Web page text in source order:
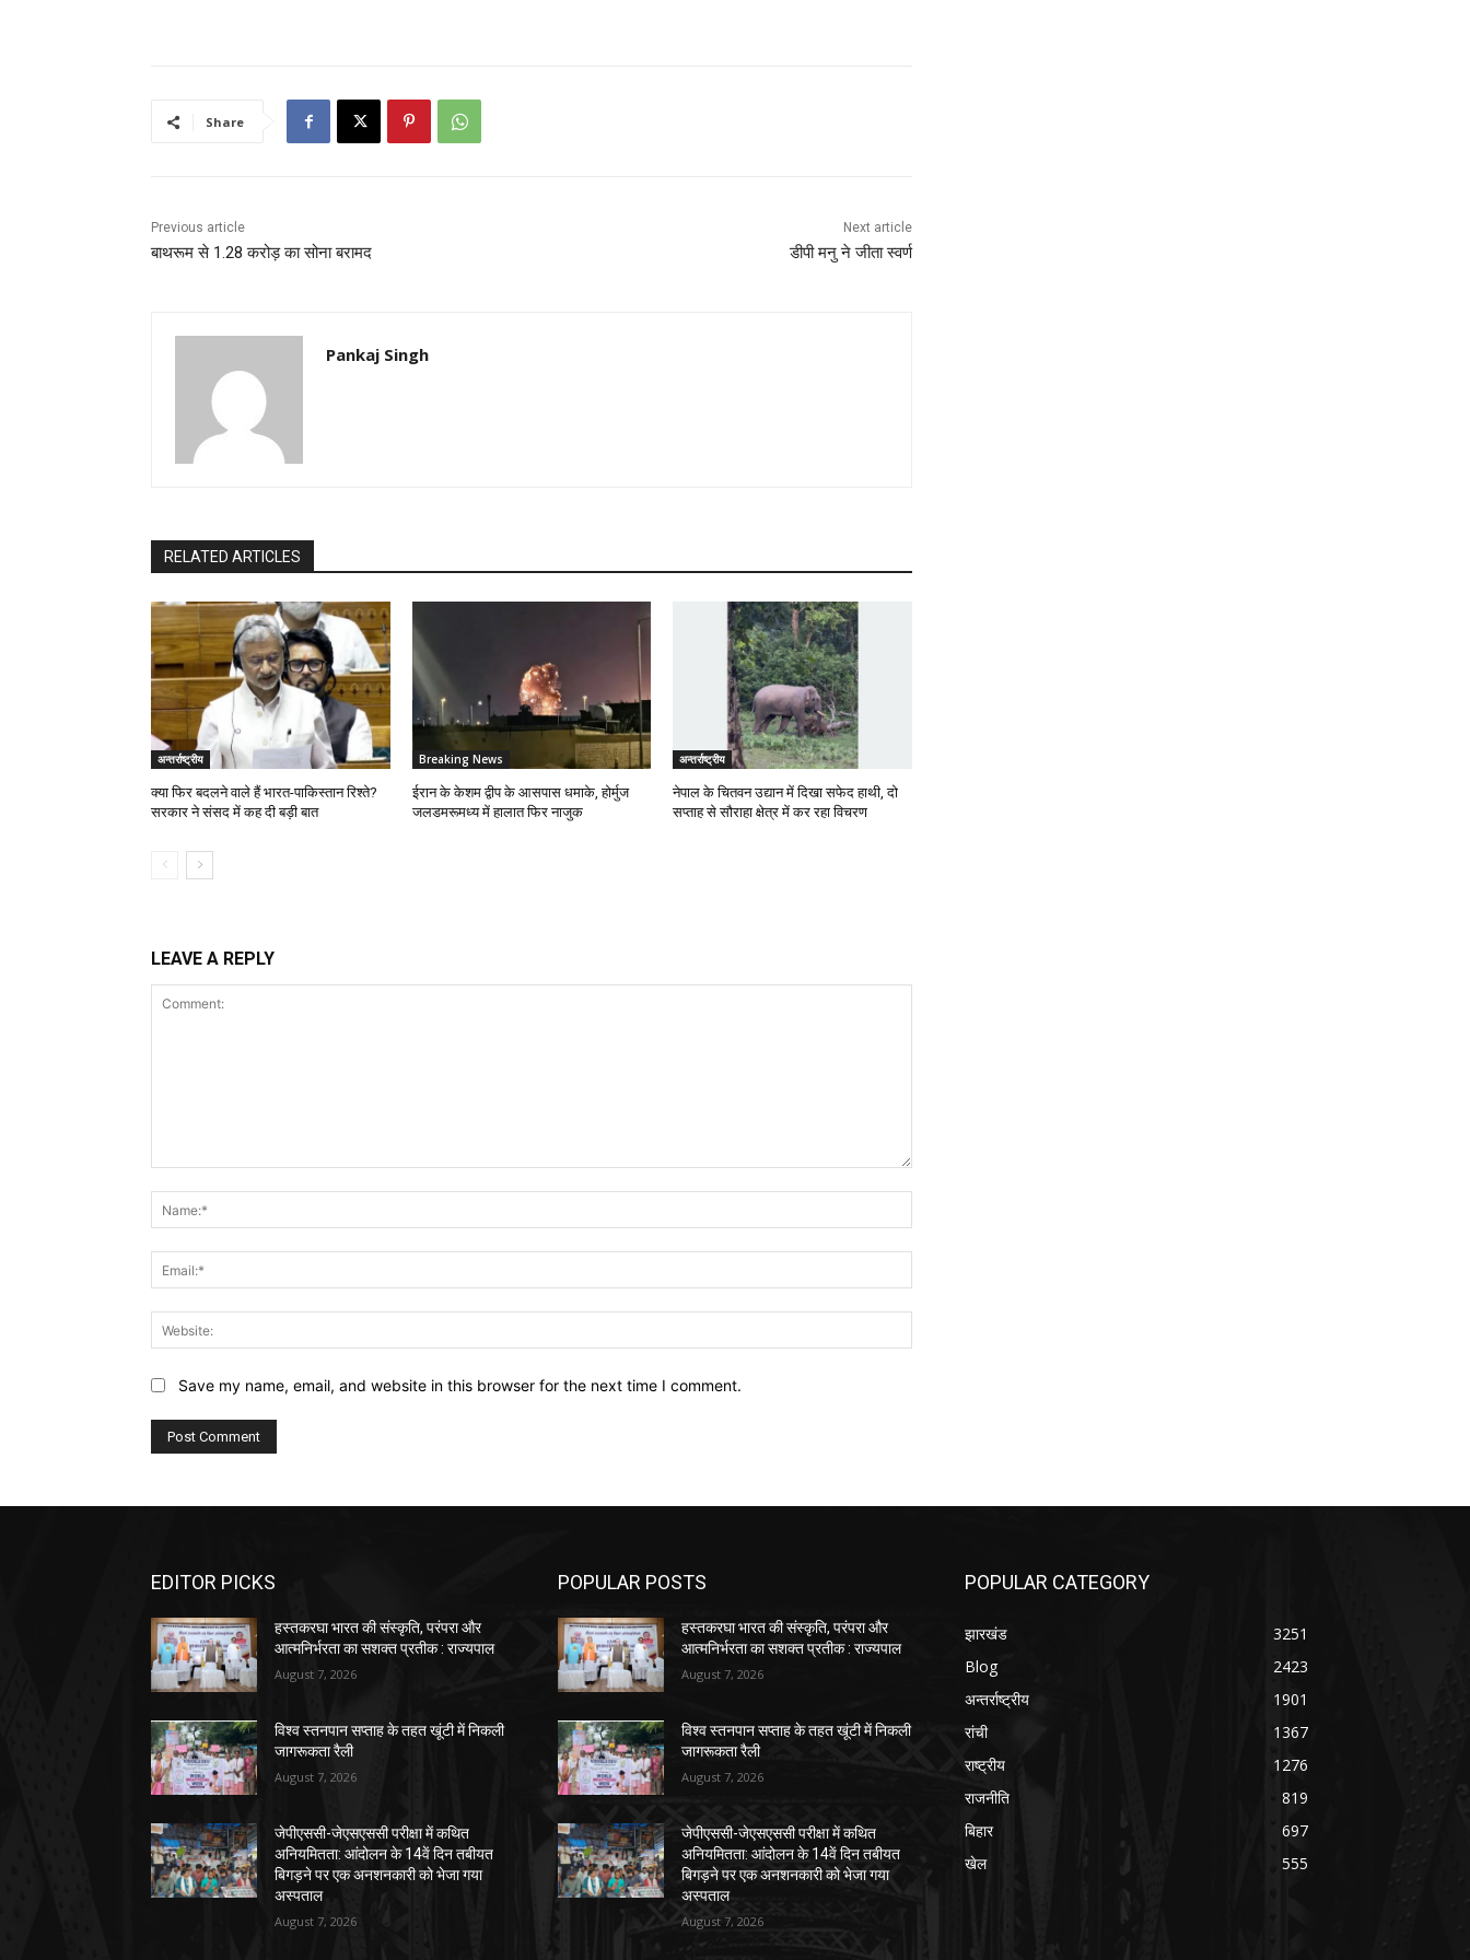
Share
Previous article
बाथरूम से 1.28 करोड़ का सोना बरामद
Next article
डीपी मनु ने जीता स्वर्ण
Pankaj Singh
RELATED ARTICLES
अन्तर्राष्ट्रीय
क्या फिर बदलने वाले हैं भारत-पाकिस्तान रिश्ते?
सरकार ने संसद में कह दी बड़ी बात
Breaking News
ईरान के केशम द्वीप के आसपास धमाके, होर्मुज
जलडमरूमध्य में हालात फिर नाजुक
अन्तर्राष्ट्रीय
नेपाल के चितवन उद्यान में दिखा सफेद हाथी, दो
सप्ताह से सौराहा क्षेत्र में कर रहा विचरण
LEAVE A REPLY
Save my name, email, and website in this browser for the next time I comment.
EDITOR PICKS
हस्तकरघा भारत की संस्कृति, परंपरा और
आत्मनिर्भरता का सशक्त प्रतीक : राज्यपाल
August 7, 2026
विश्व स्तनपान सप्ताह के तहत खूंटी में निकली
जागरूकता रैली
August 7, 2026
जेपीएससी-जेएसएससी परीक्षा में कथित
अनियमितता: आंदोलन के 14वें दिन तबीयत
बिगड़ने पर एक अनशनकारी को भेजा गया
अस्पताल
August 7, 2026
POPULAR POSTS
हस्तकरघा भारत की संस्कृति, परंपरा और
आत्मनिर्भरता का सशक्त प्रतीक : राज्यपाल
August 7, 2026
विश्व स्तनपान सप्ताह के तहत खूंटी में निकली
जागरूकता रैली
August 7, 2026
जेपीएससी-जेएसएससी परीक्षा में कथित
अनियमितता: आंदोलन के 14वें दिन तबीयत
बिगड़ने पर एक अनशनकारी को भेजा गया
अस्पताल
August 7, 2026
POPULAR CATEGORY
झारखंड
3251
Blog
2423
अन्तर्राष्ट्रीय
1901
रांची
1367
राष्ट्रीय
1276
राजनीति
819
बिहार
697
खेल
555